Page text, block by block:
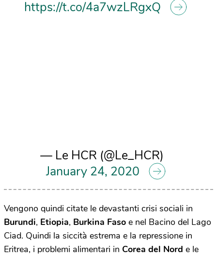
https://t.co/4a7wzLRgxQ
— Le HCR (@Le_HCR)
January 24, 2020
Vengono quindi citate le devastanti crisi sociali in
Burundi, Etiopia, Burkina Faso e nel Bacino del Lago
Ciad. Quindi la siccità estrema e la repressione in
Eritrea, i problemi alimentari in Corea del Nord e le